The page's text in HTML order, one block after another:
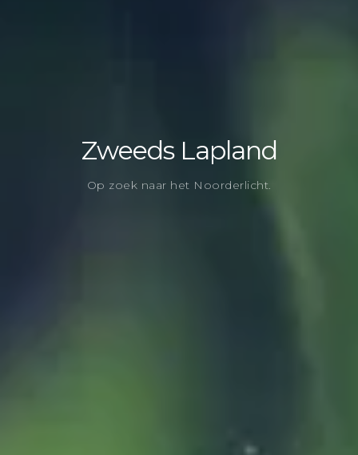
Zweeds Lapland
Op zoek naar het Noorderlicht.